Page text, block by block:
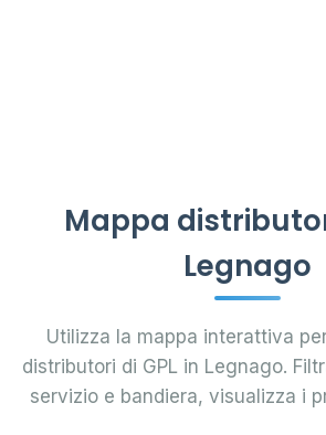
Mappa
Legnago
Utilizza la mappa interattiva
distributori di GPL in Legnago.
servizio e bandiera, visualizza i